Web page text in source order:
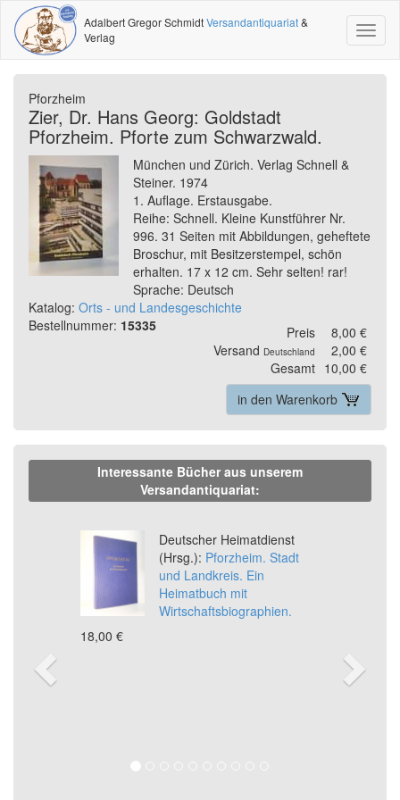
Adalbert Gregor SchmidtVersandantiquariat&
Verlag
Pforzheim
Zier, Dr. Hans Georg: Goldstadt
Pforzheim. Pforte zum Schwarzwald.
München und Zürich. Verlag Schnell &
Steiner. 1974
1. Auflage. Erstausgabe.
Reihe: Schnell. Kleine Kunstführer Nr.
996. 31 Seiten mit Abbildungen, geheftete
Broschur, mit Besitzerstempel, schön
erhalten. 17 x 12 cm. Sehr selten! rar!
Sprache: Deutsch
Katalog: Orts - und Landesgeschichte
Bestellnummer: 15335 Preis
8,00 €
Versand Deutschland
2,00 €
Gesamt 10,00 €
in den Warenkorb
Interessante Bücher aus unserem
Versandantiquariat:
Deutscher Heimatdienst
(Hrsg.): Pforzheim. Stadt
und Landkreis. Ein
Heimatbuch mit
Wirtschaftsbiographien.
18,00 €
Previous